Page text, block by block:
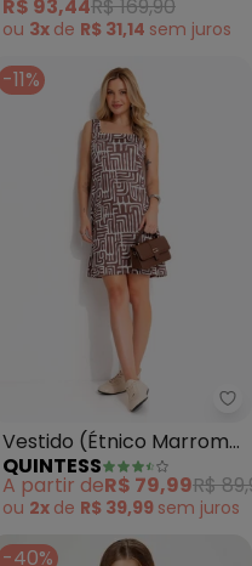
R$ 93,44R$ 169,90
ou 3x de R$ 31,14 sem juros
- Vestido Feminino
-11%
Vestido (Étnico Marrom)
em Malha Fria
QUINTESS
A partir deR$ 79,99R$
ou 2x de R$ 39,99 sem juros
-40%